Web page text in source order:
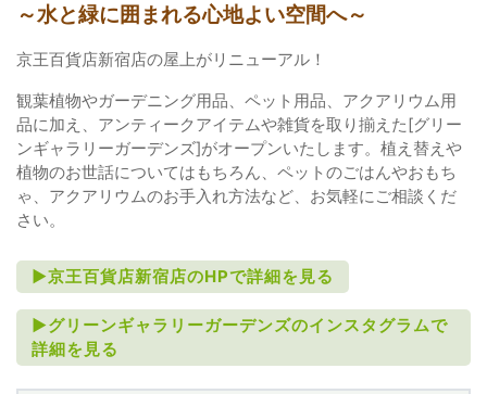
～水と緑に囲まれる心地よい空間へ～
京王百貨店新宿店の屋上がリニューアル！
観葉植物やガーデニング用品、ペット用品、アクアリウム用
品に加え、アンティークアイテムや雑貨を取り揃えた[グリー
ンギャラリーガーデンズ]がオープンいたします。植え替えや
植物のお世話についてはもちろん、ペットのごはんやおもち
ゃ、アクアリウムのお手入れ方法など、お気軽にご相談くだ
さい。
►京王百貨店新宿店のHPで詳細を見る
►グリーンギャラリーガーデンズのインスタグラムで
詳細を見る